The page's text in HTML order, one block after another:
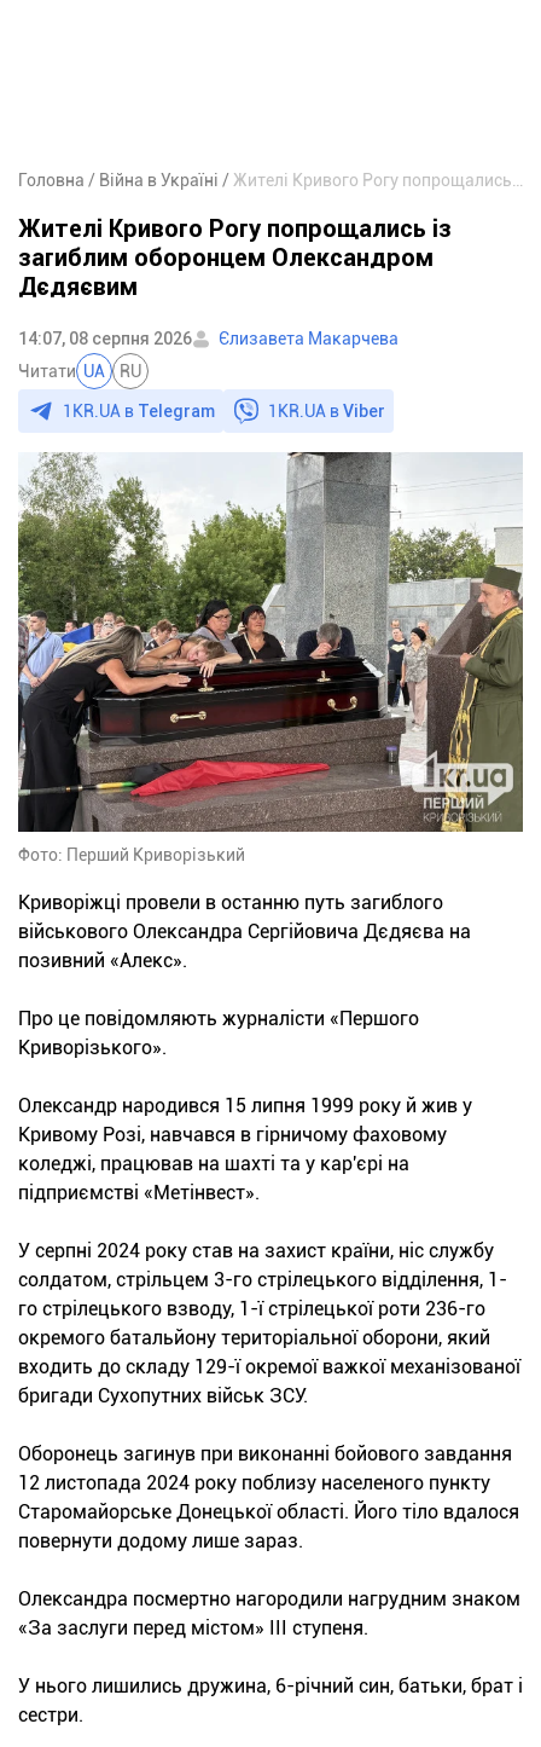
Головна Війна в Україні
Жителі Кривого Рогу попрощались із
загиблим оборонцем Олександром
Дєдяєвим
14:07, 08 серпня 2026
Єлизавета Макарчева
Читати UA RU
1KR.UA в Telegram 1KR.UA вViber
Фото: Перший Криворізький
Криворіжці провели в останню путь загиблого
військового Олександра Сергійовича Дєдяєва на
позивний «Алекс».
Про це повідомляють журналісти «Першого
Криворізького».
Олександр народився 15 липня 1999 року й жив у
Кривому Розі, навчався в гірничому фаховому
коледжі, працював на шахті та у кар'єрі на
підприємстві «Метінвест».
У серпні 2024 року став на захист країни, ніс службу
солдатом, стрільцем 3-го стрілецького відділення, 1-
го стрілецького взводу, 1-ї стрілецької роти 236-го
окремого батальйону територіальної оборони, який
входить до складу 129-ї окремої важкої механізованої
бригади Сухопутних військ ЗСУ.
Оборонець загинув при виконанні бойового завдання
12 листопада 2024 року поблизу населеного пункту
Старомайорське Донецької області. Його тіло вдалося
повернути додому лише зараз.
Олександра посмертно нагородили нагрудним знаком
«За заслуги перед містом» ІІІ ступеня.
У нього лишились дружина, 6-річний син, батьки, брат і
сестри.